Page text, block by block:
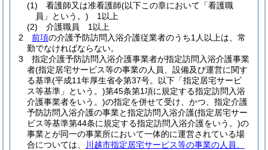
(1)
看護師又は准看護師(以下この章において「看護職
員」という。) 1以上
(2)
介護職員 1以上
2
前項の介護予防訪問入浴介護従業者のうち1人以上は、常
勤でなければならない。
3
指定介護予防訪問入浴介護事業者が指定訪問入浴介護事業
者(指定居宅サービス等の事業の人員、設備及び運営に関す
る基準(平成11年厚生省令第37号。以下「指定居宅サービ
ス等基準」という。)第45条第1項に規定する指定訪問入浴
介護事業者をいう。)の指定を併せて受け、かつ、指定介護
予防訪問入浴介護の事業と指定訪問入浴介護(指定居宅サー
ビス等基準第44条に規定する指定訪問入浴介護をいう。)の
事業とが同一の事業所において一体的に運営されている場
合については、
川越市指定居宅サービス等の事業の人員、